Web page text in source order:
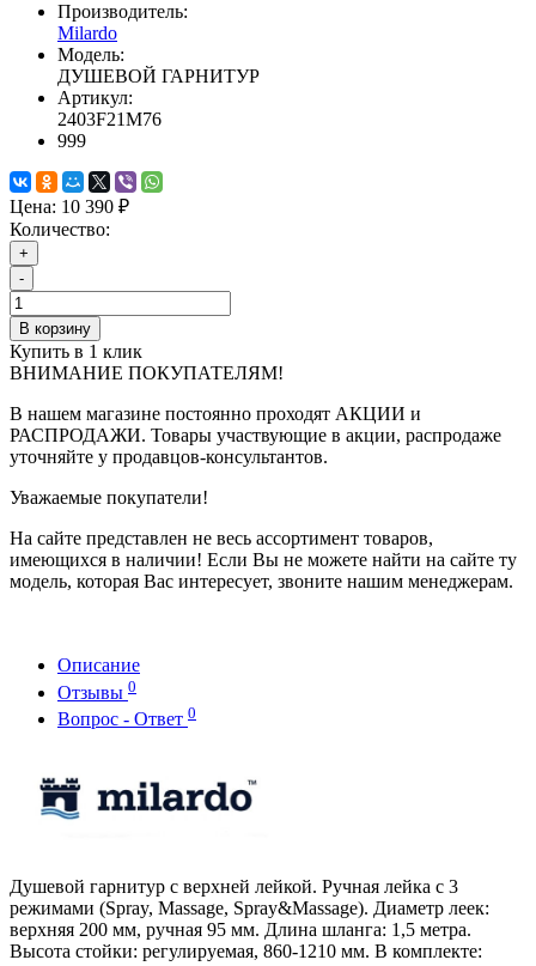
Производитель:
Milardo
Модель:
ДУШЕВОЙ ГАРНИТУР
Артикул:
2403F21M76
999
Цена: 10 390 ₽
Количество:
+
-
В корзину
Купить в 1 клик
ВНИМАНИЕ ПОКУПАТЕЛЯМ!
В нашем магазине постоянно проходят АКЦИИ и
РАСПРОДАЖИ. Товары участвующие в акции, распродаже
уточняйте у продавцов-консультантов.
Уважаемые покупатели!
На сайте представлен не весь ассортимент товаров,
имеющихся в наличии! Если Вы не можете найти на сайте ту
модель, которая Вас интересует, звоните нашим менеджерам.
Описание
Отзывы 0
Вопрос - Ответ 0
Душевой гарнитур с верхней лейкой. Ручная лейка с 3
режимами (Spray, Massage, Spray&Massage). Диаметр леек:
верхняя 200 мм, ручная 95 мм. Длина шланга: 1,5 метра.
Высота стойки: регулируемая, 860-1210 мм. В комплекте: